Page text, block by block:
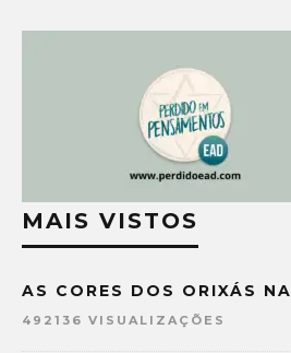
MAIS VISTOS
AS CORES DOS ORIXÁS
492136 VISUALIZAÇÕES